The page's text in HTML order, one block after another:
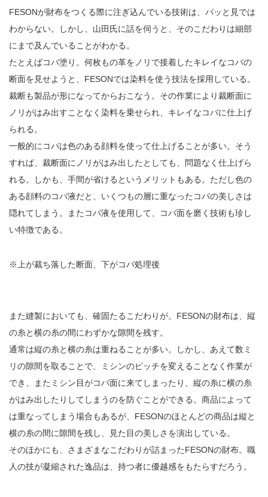
FESONが財布をつくる際に注ぎ込んでいる技術は、パッと見では
わからない。しかし、山田氏に話を伺うと、そのこだわりは細部
にまで及んでいることがわかる。
たとえばコバ塗り。何枚もの革をノリで接着したキレイなコバの
断面を見せようと、FESONでは染料を使う技法を採用している。
裁断も製品が形になってからおこなう。その作業により裁断面に
ノリがはみ出すことなく染料を乗せられ、キレイなコバに仕上げ
られる。
一般的にコバは色のある顔料を使って仕上げることが多い。そう
すれば、裁断面にノリがはみ出したとしても、問題なく仕上げら
れる。しかも、手間が省けるというメリットもある。ただし色の
ある顔料のコバ液だと、いくつもの層に重なったコバの美しさは
隠れてしまう。またコバ液を使用して、コバ面を磨く技術も珍し
い特徴である。
※上が裁ち落した断面、下がコバ処理後
また縫製においても、確固たるこだわりが。FESONの財布は、縦
の糸と横の糸の間にわずかな隙間を残す。
通常は縦の糸と横の糸は重ねることが多い。しかし、あえて数ミ
リの隙間を取ることで、ミシンのピッチを変えることなく作業が
でき、またミシン目がコバ面に来てしまったり、縦の糸に横の糸
がはみ出したりしてしまうのを防ぐことができる。商品によって
は重なってしまう場合もあるが、FESONのほとんどの商品は縦と
横の糸の間に隙間を残し、見た目の美しさを演出している。
そのほかにも、さまざまなこだわりが詰まったFESONの財布。職
人の技が凝縮された逸品は、持つ者に優越感をもたらすだろう。